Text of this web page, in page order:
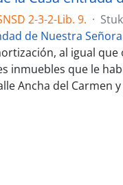
2-3-2-Lib. 9. · Stuk
de Nuestra
al igual
inmuebles que le
Ancha del Carmen